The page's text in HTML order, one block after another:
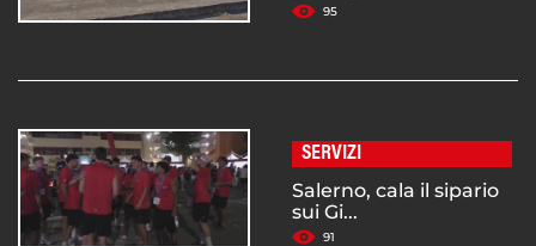
95
SERVIZI
Salerno, cala il sipario
sui Gi...
91